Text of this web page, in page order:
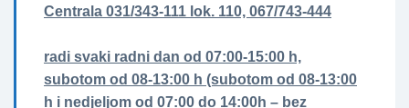
Centrala 031/343-111 lok. 110, 067/743-444
radi svaki radni dan od 07:00-15:00 h,
subotom od 08-13:00 h (subotom od 08-13:00
h i nedjeljom od 07:00 do 14:00h – bez